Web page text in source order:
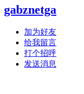
gabznetga
加为好友
给我留言
打个招呼
发送消息